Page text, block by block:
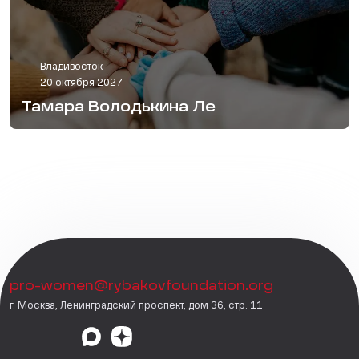
Владивосток
20 октября 2027
Тамара Володькина Ле
pro-women@rybakovfoundation.org
г. Москва, Ленинградский проспект, дом 36, стр. 11